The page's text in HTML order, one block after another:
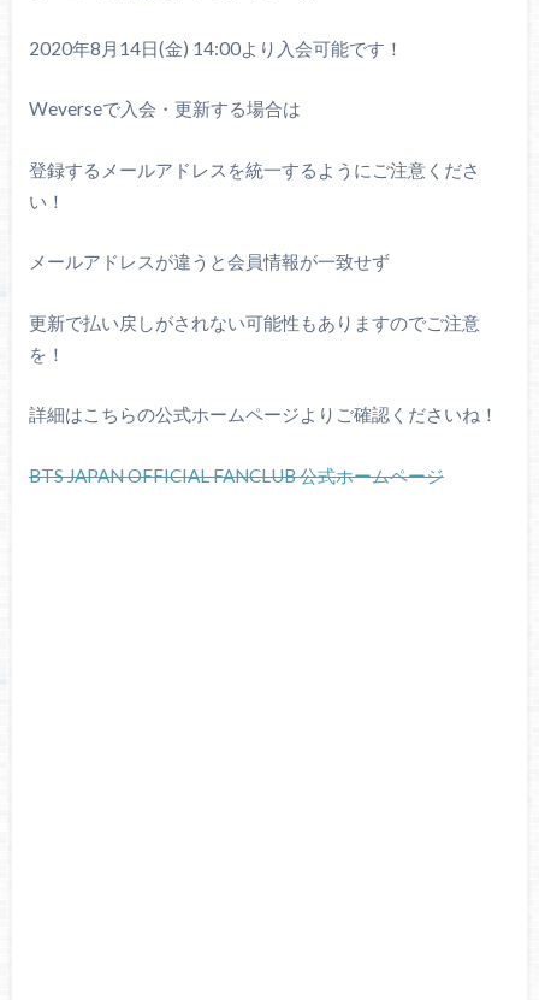
2020年8月14日(金) 14:00より入会可能です！
Weverseで入会・更新する場合は
登録するメールアドレスを統一するようにご注意くださ
い！
メールアドレスが違うと会員情報が一致せず
更新で払い戻しがされない可能性もありますのでご注意
を！
詳細はこちらの公式ホームページよりご確認くださいね！
BTS JAPAN OFFICIAL FANCLUB 公式ホームページ